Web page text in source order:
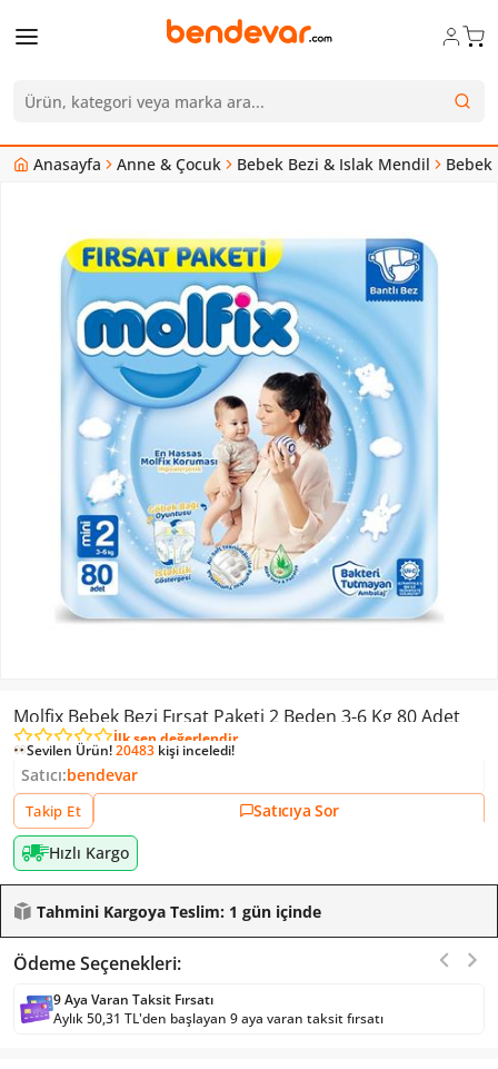
Anasayfa Anne & Çocuk Bebek Bezi & Islak Mendil Bebek
Molfix Bebek Bezi Fırsat Paketi 2 Beden 3-6 Kg 80 Adet
İlk sen değerlendir
Sevilen Ürün!20483 kişi inceledi!
Sevilen Ürün!8kişi ekledi!
Satıcı:bendevar
Takip Et
Satıcıya Sor
Hızlı Kargo
Tahmini Kargoya Teslim: 1 gün içinde
Ödeme Seçenekleri:
9 Aya Varan Taksit Fırsatı
Aylık 50,31 TL'den başlayan 9 aya varan taksit fırsatı